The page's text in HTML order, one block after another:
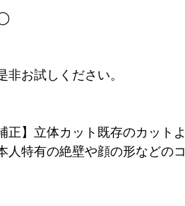
◯
お試しください。
】立体カット既存のカットよ
人特有の絶壁や顔の形などのコ